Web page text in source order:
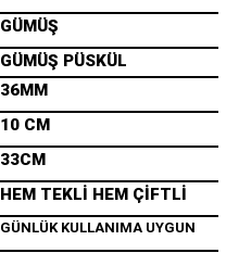
GÜMÜŞ
GÜMÜŞ PÜSKÜL
36MM
10 CM
33CM
HEM TEKLİ HEM ÇİFTLİ
GÜNLÜK KULLANIMA UYGUN